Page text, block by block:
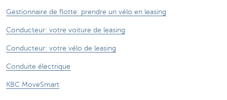
Gestionnaire de flotte: prendre un vélo en leasing
Conducteur: votre voiture de leasing
Conducteur: votre vélo de leasing
Conduite électrique
KBC MoveSmart